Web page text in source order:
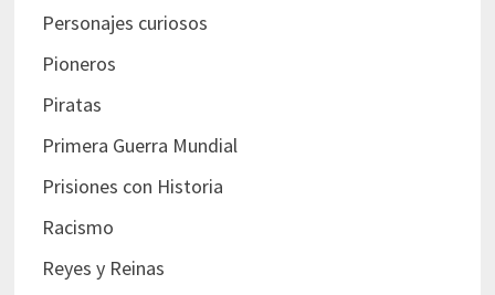
Personajes curiosos
Pioneros
Piratas
Primera Guerra Mundial
Prisiones con Historia
Racismo
Reyes y Reinas